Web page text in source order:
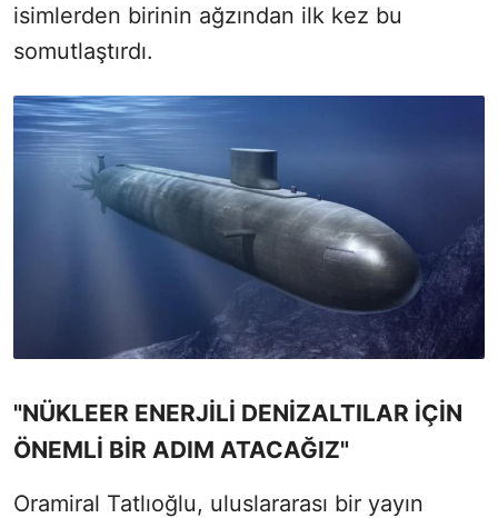
isimlerden birinin ağzından ilk kez bu
somutlaştırdı.
"NÜKLEER ENERJİLİ DENİZALTILAR İÇİN
ÖNEMLİ BİR ADIM ATACAĞIZ"
Oramiral Tatlıoğlu, uluslararası bir yayın